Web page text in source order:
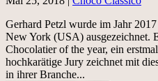
Gerhard Petzl wurde im Jahr
New York (USA) ausgezeichnet.
Chocolatier of the year, ein
hochkarätige Jury zeichnet mit
in ihrer Branche...